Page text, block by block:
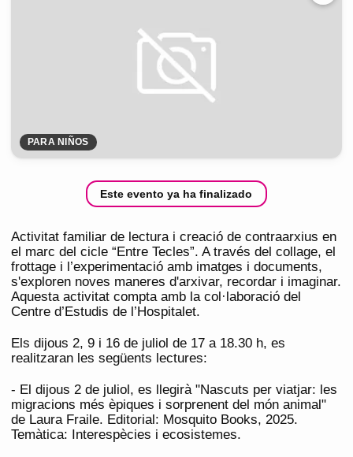
PARA NIÑOS
Este evento ya ha finalizado
Activitat familiar de lectura i creació de contraarxius en
el marc del cicle “Entre Tecles”. A través del collage, el
frottage i l’experimentació amb imatges i documents,
s'exploren noves maneres d'arxivar, recordar i imaginar.
Aquesta activitat compta amb la col·laboració del
Centre d’Estudis de l’Hospitalet.
Els dijous 2, 9 i 16 de juliol de 17 a 18.30 h, es
realitzaran les següents lectures:
- El dijous 2 de juliol, es llegirà "Nascuts per viatjar: les
migracions més èpiques i sorprenent del món animal"
de Laura Fraile. Editorial: Mosquito Books, 2025.
Temàtica: Interespècies i ecosistemes.